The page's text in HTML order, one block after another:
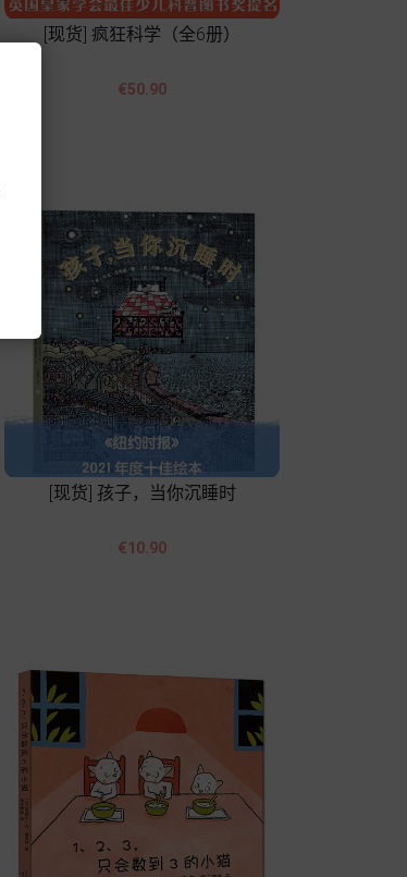
[现货] 疯狂科学（全6册）
Price
€50.90

[现货] 孩子，当你沉睡时
Price
€10.90
